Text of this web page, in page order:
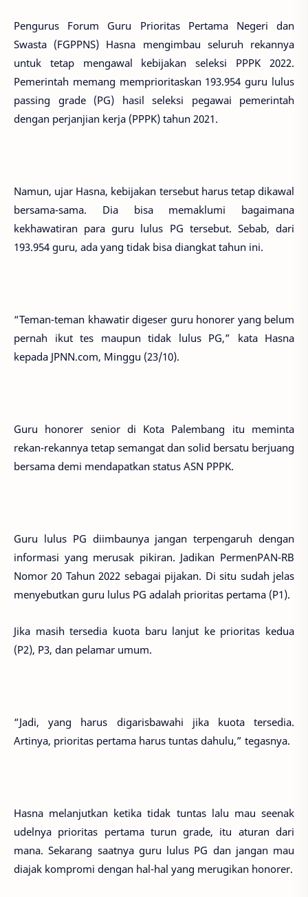
Pengurus Forum Guru Prioritas Pertama Negeri dan
Swasta (FGPPNS) Hasna mengimbau seluruh rekannya
untuk tetap mengawal kebijakan seleksi PPPK 2022.
Pemerintah memang memprioritaskan 193.954 guru lulus
passing grade (PG) hasil seleksi pegawai pemerintah
dengan perjanjian kerja (PPPK) tahun 2021.
Namun, ujar Hasna, kebijakan tersebut harus tetap dikawal
bersama-sama. Dia bisa memaklumi bagaimana
kekhawatiran para guru lulus PG tersebut. Sebab, dari
193.954 guru, ada yang tidak bisa diangkat tahun ini.
“Teman-teman khawatir digeser guru honorer yang belum
pernah ikut tes maupun tidak lulus PG,” kata Hasna
kepada JPNN.com, Minggu (23/10).
Guru honorer senior di Kota Palembang itu meminta
rekan-rekannya tetap semangat dan solid bersatu berjuang
bersama demi mendapatkan status ASN PPPK.
Guru lulus PG diimbaunya jangan terpengaruh dengan
informasi yang merusak pikiran. Jadikan PermenPAN-RB
Nomor 20 Tahun 2022 sebagai pijakan. Di situ sudah jelas
menyebutkan guru lulus PG adalah prioritas pertama (P1).
Jika masih tersedia kuota baru lanjut ke prioritas kedua
(P2), P3, dan pelamar umum.
“Jadi, yang harus digarisbawahi jika kuota tersedia.
Artinya, prioritas pertama harus tuntas dahulu,” tegasnya.
Hasna melanjutkan ketika tidak tuntas lalu mau seenak
udelnya prioritas pertama turun grade, itu aturan dari
mana. Sekarang saatnya guru lulus PG dan jangan mau
diajak kompromi dengan hal-hal yang merugikan honorer.